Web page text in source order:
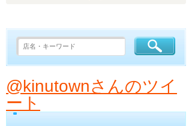
@kinutownさんのツイ
ート